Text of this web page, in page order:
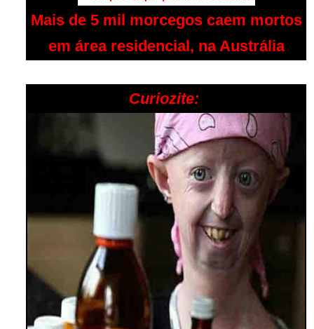
Mais de 5 mil morcegos caem mortos
em área residencial, na Austrália
Curiozite: